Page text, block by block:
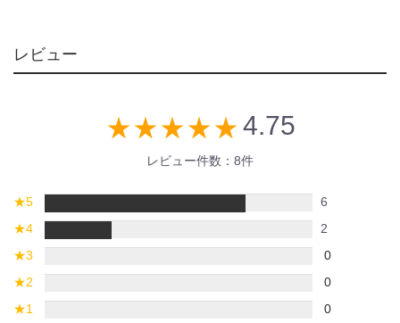
レビュー
star_rate star_rate star_rate star_rate star_rate 4.75
レビュー件数：8件
★5
6
★4
2
★3
0
★2
0
★1 0